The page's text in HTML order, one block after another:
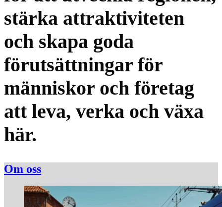
stärka attraktiviteten
och skapa goda
förutsättningar för
människor och företag
att leva, verka och växa
här.
Om oss